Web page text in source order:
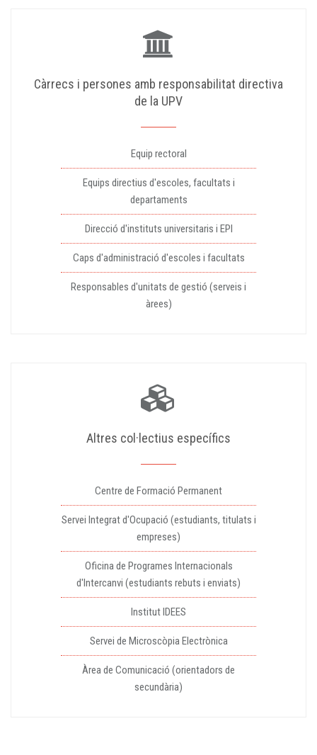
Càrrecs i persones amb responsabilitat directiva
de la UPV
Equip rectoral
Equips directius d'escoles, facultats i
departaments
Direcció d'instituts universitaris i EPI
Caps d'administració d'escoles i facultats
Responsables d'unitats de gestió (serveis i
àrees)
Altres col·lectius específics
Centre de Formació Permanent
Servei Integrat d'Ocupació (estudiants, titulats i
empreses)
Oficina de Programes Internacionals
d'Intercanvi (estudiants rebuts i enviats)
Institut IDEES
Servei de Microscòpia Electrònica
Àrea de Comunicació (orientadors de
secundària)